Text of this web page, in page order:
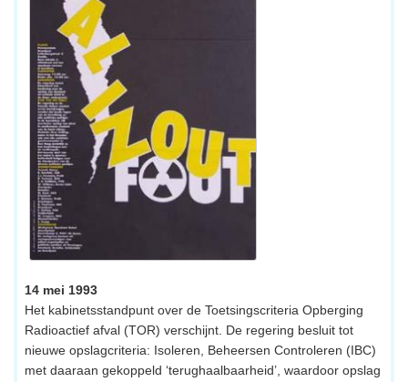
14 mei 1993
Het kabinetsstandpunt over de Toetsingscriteria Opberging
Radioactief afval (TOR) verschijnt. De regering besluit tot
nieuwe opslagcriteria: Isoleren, Beheersen Controleren (IBC)
met daaraan gekoppeld ‘terughaalbaarheid’, waardoor opslag